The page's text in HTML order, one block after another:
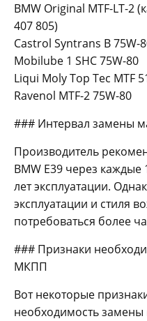
BMW Original MTF-LT-2
407 805)
Castrol Syntrans B 75W-
Mobilube 1 SHC 75W-80
Liqui Moly Top Tec MTF
Ravenol MTF-2 75W-80
### Интервал замены
Производитель
BMW E39 через
лет эксплуатации.
эксплуатации и стиля
потребоваться более
### Признаки
МКПП
Вот некоторые
необходимость